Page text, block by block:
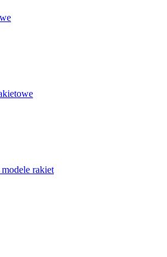
rakiet